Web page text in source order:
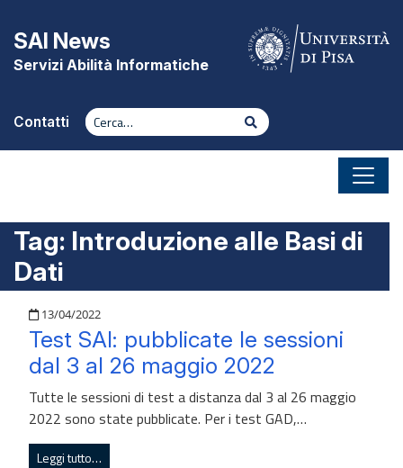
SAI News
Servizi Abilità Informatiche
Contatti Cerca Cerca
Tag: Introduzione alle Basi di
Dati
Pubblicato il
13/04/2022
Test SAI: pubblicate le sessioni
dal 3 al 26 maggio 2022
Tutte le sessioni di test a distanza dal 3 al 26 maggio
2022 sono state pubblicate. Per i test GAD,…
Leggi tutto…